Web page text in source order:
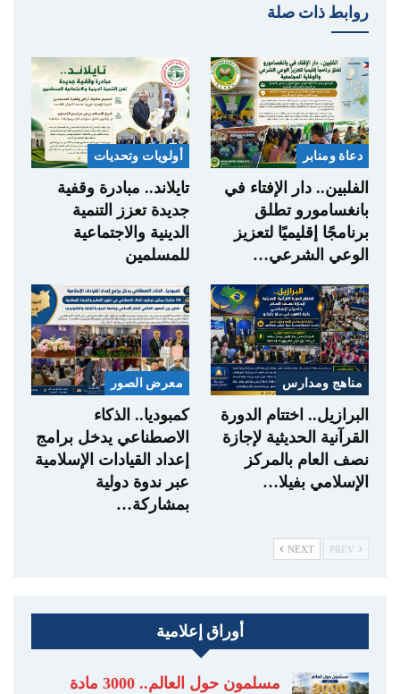
روابط ذات صلة
دعاة ومنابر
الفلبين.. دار الإفتاء في
بانغسامورو تطلق
برنامجًا إقليميًا لتعزيز
الوعي الشرعي…
أولويات وتحديات
تايلاند.. مبادرة وقفية
جديدة تعزز التنمية
الدينية والاجتماعية
للمسلمين
مناهج ومدارس
البرازيل.. اختتام الدورة
القرآنية الحديثية لإجازة
نصف العام بالمركز
الإسلامي بفيلا…
معرض الصور
كمبوديا.. الذكاء
الاصطناعي يدخل برامج
إعداد القيادات الإسلامية
عبر ندوة دولية
بمشاركة…
NEXT
أوراق إعلامية
مسلمون حول العالم.. 3000 مادة